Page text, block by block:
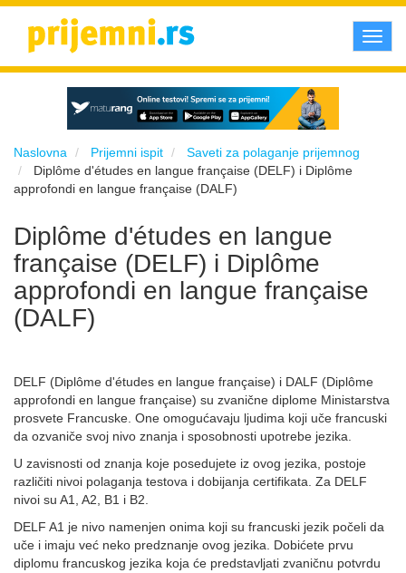
Naslovna Prijemni ispit
Saveti za polaganje prijemnog
Diplôme d'études en langue française (DELF) i Diplôme
approfondi en langue française (DALF)
Diplôme d'études en langue
française (DELF) i Diplôme
approfondi en langue française
(DALF)
DELF (Diplôme d'études en langue française) i DALF (Diplôme
approfondi en langue française) su zvanične diplome Ministarstva
prosvete Francuske. One omogućavaju ljudima koji uče francuski
da ozvaniče svoj nivo znanja i sposobnosti upotrebe jezika.
U zavisnosti od znanja koje posedujete iz ovog jezika, postoje
različiti nivoi polaganja testova i dobijanja certifikata. Za DELF
nivoi su A1, A2, B1 i B2.
DELF A1 je nivo namenjen onima koji su francuski jezik počeli da
uče i imaju već neko predznanje ovog jezika. Dobićete prvu
diplomu francuskog jezika koja će predstavljati zvaničnu potvrdu